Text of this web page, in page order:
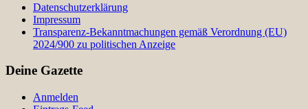
Datenschutzerklärung
Impressum
Transparenz-Bekanntmachungen gemäß Verordnung (EU)
2024/900 zu politischen Anzeige
Deine Gazette
Anmelden